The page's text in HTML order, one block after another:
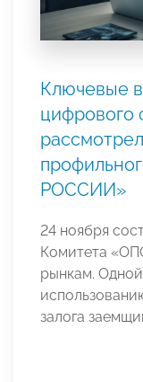
Ключевые
цифрового
РОССИИ»
24 ноября
Комитета
рынкам.
залога